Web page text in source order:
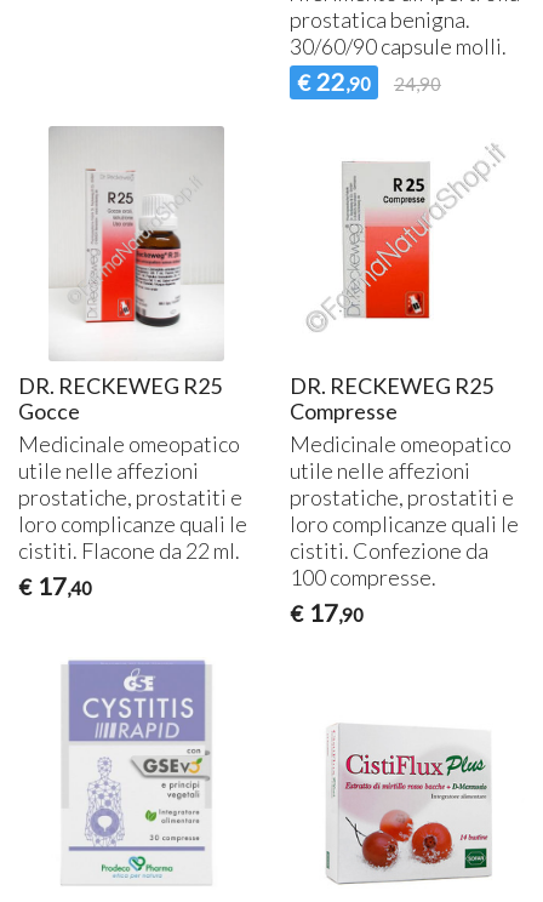
prostatica benigna.
30/60/90 capsule molli.
€ 22,90 24,90
DR. RECKEWEG R25
Gocce
Medicinale omeopatico
utile nelle affezioni
prostatiche, prostatiti e
loro complicanze quali le
cistiti. Flacone da 22 ml.
€ 17,40
DR. RECKEWEG R25
Compresse
Medicinale omeopatico
utile nelle affezioni
prostatiche, prostatiti e
loro complicanze quali le
cistiti. Confezione da
100 compresse.
€ 17,90